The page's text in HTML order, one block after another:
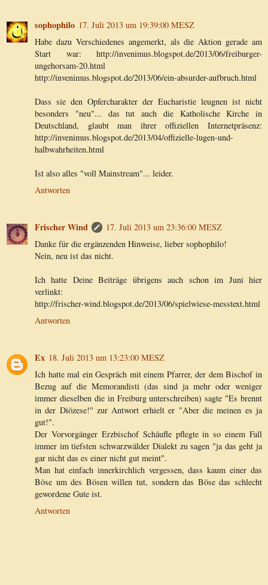
sophophilo 17. Juli 2013 um 19:39:00 MESZ
Habe dazu Verschiedenes angemerkt, als die Aktion gerade am
Start war: http://invenimus.blogspot.de/2013/06/freiburger-
ungehorsam-20.html
http://invenimus.blogspot.de/2013/06/ein-absurder-aufbruch.html
Dass sie den Opfercharakter der Eucharistie leugnen ist nicht
besonders "neu"... das tut auch die Katholische Kirche in
Deutschland, glaubt man ihrer offiziellen Internetpräsenz:
http://invenimus.blogspot.de/2013/04/offizielle-lugen-und-
halbwahrheiten.html
Ist also alles "voll Mainstream"... leider.
Antworten
Frischer Wind
17. Juli 2013 um 23:36:00 MESZ
Danke für die ergänzenden Hinweise, lieber sophophilo!
Nein, neu ist das nicht.
Ich hatte Deine Beiträge übrigens auch schon im Juni hier
verlinkt:
http://frischer-wind.blogspot.de/2013/06/spielwiese-messtext.html
Antworten
Ex 18. Juli 2013 um 13:23:00 MESZ
Ich hatte mal ein Gespräch mit einem Pfarrer, der dem Bischof in
Bezug auf die Memorandisti (das sind ja mehr oder weniger
immer dieselben die in Freiburg unterschreiben) sagte "Es brennt
in der Diözese!" zur Antwort erhielt er "Aber die meinen es ja
gut!".
Der Vorvorgänger Erzbischof Schäufle pflegte in so einem Fall
immer im tiefsten schwarzwälder Dialekt zu sagen "ja das geht ja
gar nicht das es einer nicht gut meint".
Man hat einfach innerkirchlich vergessen, dass kaum einer das
Böse um des Bösen willen tut, sondern das Böse das schlecht
gewordene Gute ist.
Antworten